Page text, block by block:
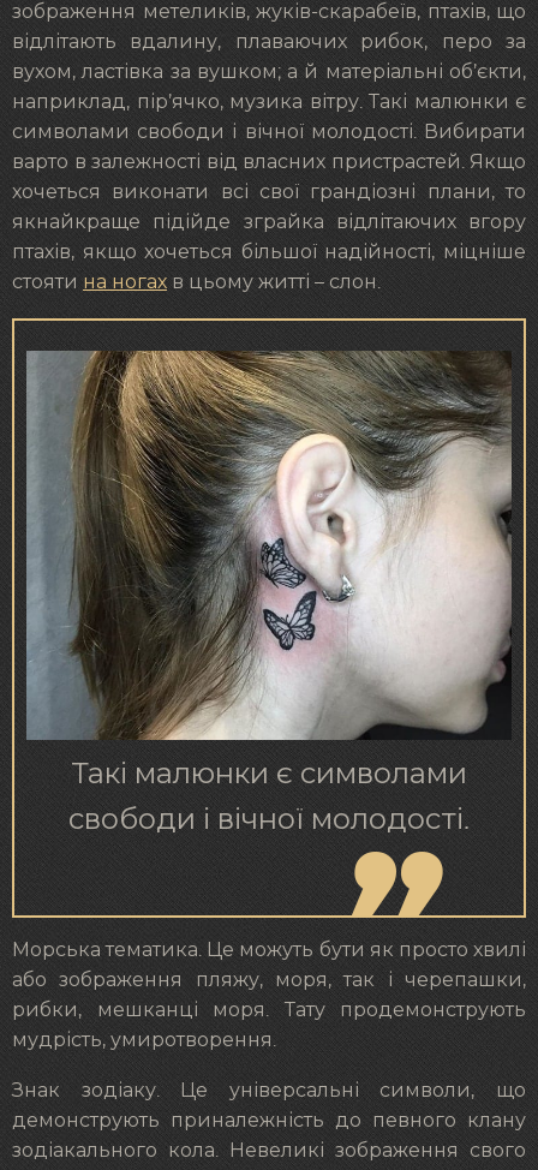
зображення метеликів, жуків-скарабеїв, птахів, що
відлітають вдалину, плаваючих рибок, перо за
вухом, ластівка за вушком; а й матеріальні об’єкти,
наприклад, пір’ячко, музика вітру. Такі малюнки є
символами свободи і вічної молодості. Вибирати
варто в залежності від власних пристрастей. Якщо
хочеться виконати всі свої грандіозні плани, то
якнайкраще підійде зграйка відлітаючих вгору
птахів, якщо хочеться більшої надійності, міцніше
стояти на ногахв цьому житті – слон.
Такі малюнки є символами
свободи і вічної молодості.
Морська тематика. Це можуть бути як просто хвилі
або зображення пляжу, моря, так і черепашки,
рибки, мешканці моря. Тату продемонструють
мудрість, умиротворення.
Знак зодіаку. Це універсальні символи, що
демонструють приналежність до певного клану
зодіакального кола. Невеликі зображення свого